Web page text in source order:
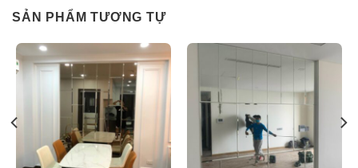
SẢN PHẨM TƯƠNG TỰ